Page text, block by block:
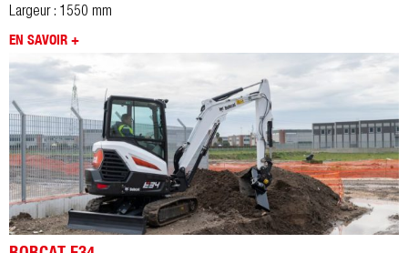
Largeur : 1550 mm
EN SAVOIR +